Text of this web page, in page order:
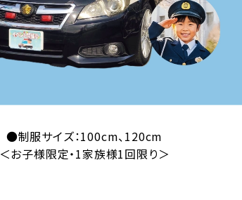
●制服サイズ：100cm、120cm
＜お子様限定・1家族様1回限り＞